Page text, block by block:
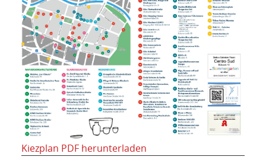
Kiezplan PDF herunterladen